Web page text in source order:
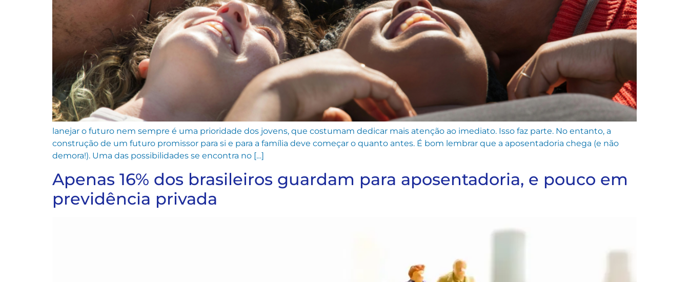
lanejar o futuro nem sempre é uma prioridade dos jovens, que costumam dedicar mais atenção ao imediato. Isso faz parte. No entanto, a
construção de um futuro promissor para si e para a família deve começar o quanto antes. É bom lembrar que a aposentadoria chega (e não
demora!). Uma das possibilidades se encontra no […]
Apenas 16% dos brasileiros guardam para aposentadoria, e pouco em
previdência privada